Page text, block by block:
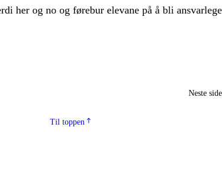
her og no og førebur elevane på å bli ansvarlege
Neste side
Til toppen